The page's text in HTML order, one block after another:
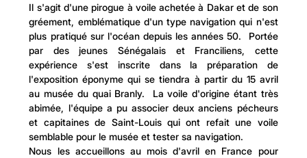
Il s'agit d'une pirogue à voile achetée à Dakar et de son
gréement, emblématique d'un type navigation qui n'est
plus pratiqué sur l'océan depuis les années 50.  Portée
par des jeunes Sénégalais et Franciliens, cette
expérience s'est inscrite dans la préparation de
l'exposition éponyme qui se tiendra à partir du 15 avril
au musée du quai Branly.  La voile d'origine étant très
abimée, l'équipe a pu associer deux anciens pécheurs
et capitaines de Saint-Louis qui ont refait une voile
semblable pour le musée et tester sa navigation.
Nous les accueillons au mois d'avril en France pour